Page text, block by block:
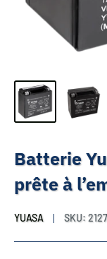
Batterie
prête à
YUASA SKU: